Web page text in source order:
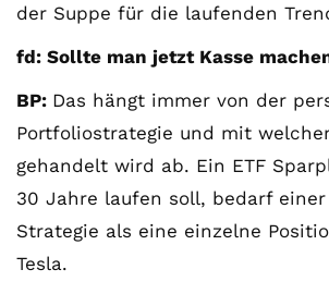
der Suppe für die laufenden
fd: Sollte man jetzt Kasse
BP: Das hängt immer von der
Portfoliostrategie und mit
gehandelt wird ab. Ein ETF
30 Jahre laufen soll, bedarf einer
Strategie als eine einzelne
Tesla.